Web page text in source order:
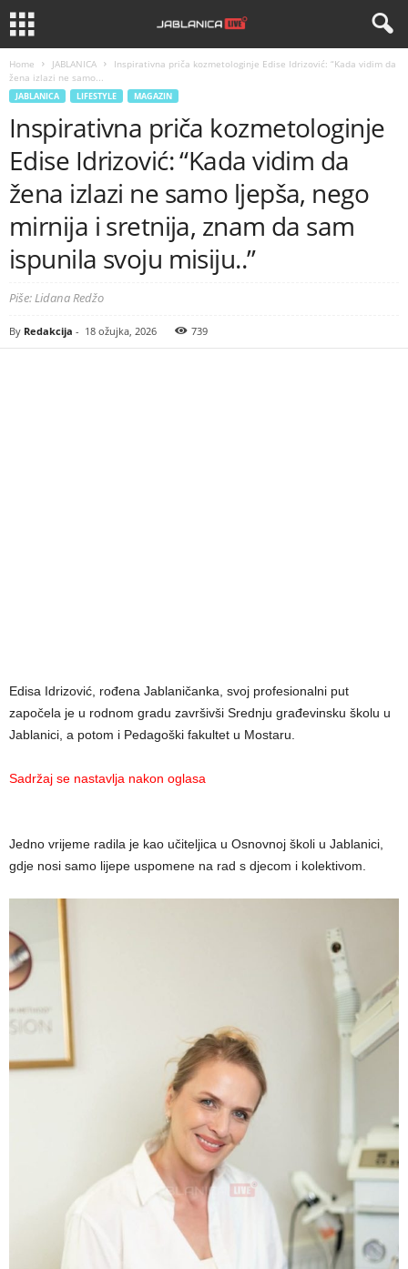
Home JABLANICA
Inspirativna priča kozmetologinje Edise Idrizović: “Kada vidim da
žena izlazi ne samo...
JABLANICA LIFESTYLE MAGAZIN
Inspirativna priča kozmetologinje
Edise Idrizović: “Kada vidim da
žena izlazi ne samo ljepša, nego
mirnija i sretnija, znam da sam
ispunila svoju misiju..”
Piše: Lidana Redžo
By Redakcija - 18 ožujka, 2026 739
Edisa Idrizović, rođena Jablaničanka, svoj profesionalni put
započela je u rodnom gradu završivši Srednju građevinsku školu u
Jablanici, a potom i Pedagoški fakultet u Mostaru.
Sadržaj se nastavlja nakon oglasa
Jedno vrijeme radila je kao učiteljica u Osnovnoj školi u Jablanici,
gdje nosi samo lijepe uspomene na rad s djecom i kolektivom.